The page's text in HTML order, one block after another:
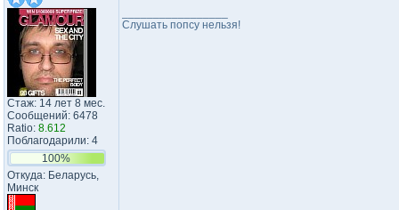
Стаж: 14 лет 8 мес.
Сообщений: 6478
Ratio: 8.612
Поблагодарили: 4
100%
Откуда: Беларусь,
Минск
Слушать попсу нельзя!